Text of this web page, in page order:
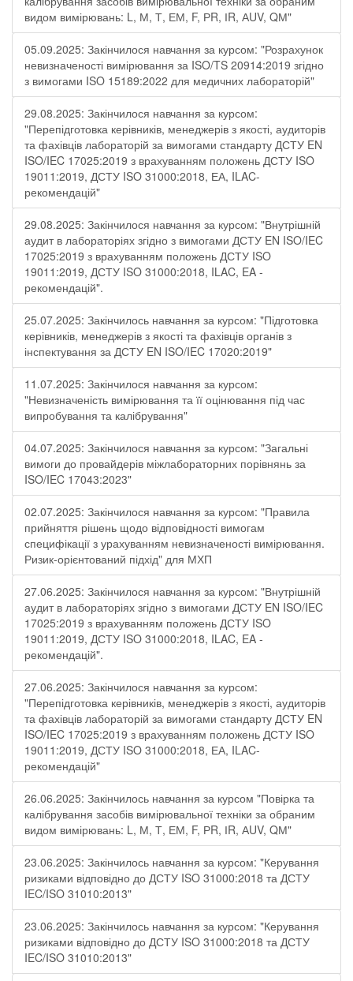
видом вимірювань: L, М, Т, ЕМ, F, РR, ІR, АUV, QМ"
05.09.2025: Закінчилося навчання за курсом: "Розрахунок
невизначеності вимірювання за ISO/TS 20914:2019 згідно
з вимогами ISO 15189:2022 для медичних лабораторій"
29.08.2025: Закінчилося навчання за курсом:
"Перепідготовка керівників, менеджерів з якості, аудиторів
та фахівців лабораторій за вимогами стандарту ДСТУ EN
ISO/IEC 17025:2019 з врахуванням положень ДСТУ ISO
19011:2019, ДСТУ ISO 31000:2018, ЕА, ILAC-
рекомендацій"
29.08.2025: Закінчилося навчання за курсом: "Внутрішній
аудит в лабораторіях згідно з вимогами ДСТУ EN ISO/IEC
17025:2019 з врахуванням положень ДСТУ ISO
19011:2019, ДСТУ ISO 31000:2018, ILAC, EA -
рекомендацій".
25.07.2025: Закінчилось навчання за курсом: "Підготовка
керівників, менеджерів з якості та фахівців органів з
інспектування за ДСТУ EN ISO/IEC 17020:2019"
11.07.2025: Закінчилося навчання за курсом:
"Невизначеність вимірювання та її оцінювання під час
випробування та калібрування"
04.07.2025: Закінчилося навчання за курсом: "Загальні
вимоги до провайдерів міжлабораторних порівнянь за
ISO/IEC 17043:2023"
02.07.2025: Закінчилося навчання за курсом: "Правила
прийняття рішень щодо відповідності вимогам
специфікації з урахуванням невизначеності вимірювання.
Ризик-орієнтований підхід" для МХП
27.06.2025: Закінчилося навчання за курсом: "Внутрішній
аудит в лабораторіях згідно з вимогами ДСТУ EN ISO/IEC
17025:2019 з врахуванням положень ДСТУ ISO
19011:2019, ДСТУ ISO 31000:2018, ILAC, EA -
рекомендацій".
27.06.2025: Закінчилося навчання за курсом:
"Перепідготовка керівників, менеджерів з якості, аудиторів
та фахівців лабораторій за вимогами стандарту ДСТУ EN
ISO/IEC 17025:2019 з врахуванням положень ДСТУ ISO
19011:2019, ДСТУ ISO 31000:2018, ЕА, ILAC-
рекомендацій"
26.06.2025: Закінчилось навчання за курсом "Повірка та
калібрування засобів вимірювальної техніки за обраним
видом вимірювань: L, М, Т, ЕМ, F, РR, ІR, АUV, QМ"
23.06.2025: Закінчилось навчання за курсом: "Керування
ризиками відповідно до ДСТУ ISO 31000:2018 та ДСТУ
IEC/ISO 31010:2013"
23.06.2025: Закінчилось навчання за курсом: "Керування
ризиками відповідно до ДСТУ ISO 31000:2018 та ДСТУ
IEC/ISO 31010:2013"